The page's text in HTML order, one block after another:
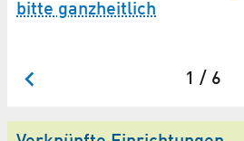
bitte ganzheitlich
1 / 6